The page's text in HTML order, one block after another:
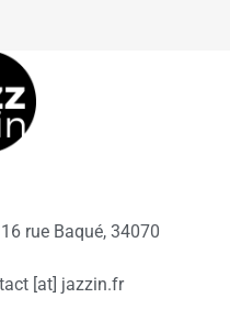
rue Baqué, 34070
[at] jazzin.fr